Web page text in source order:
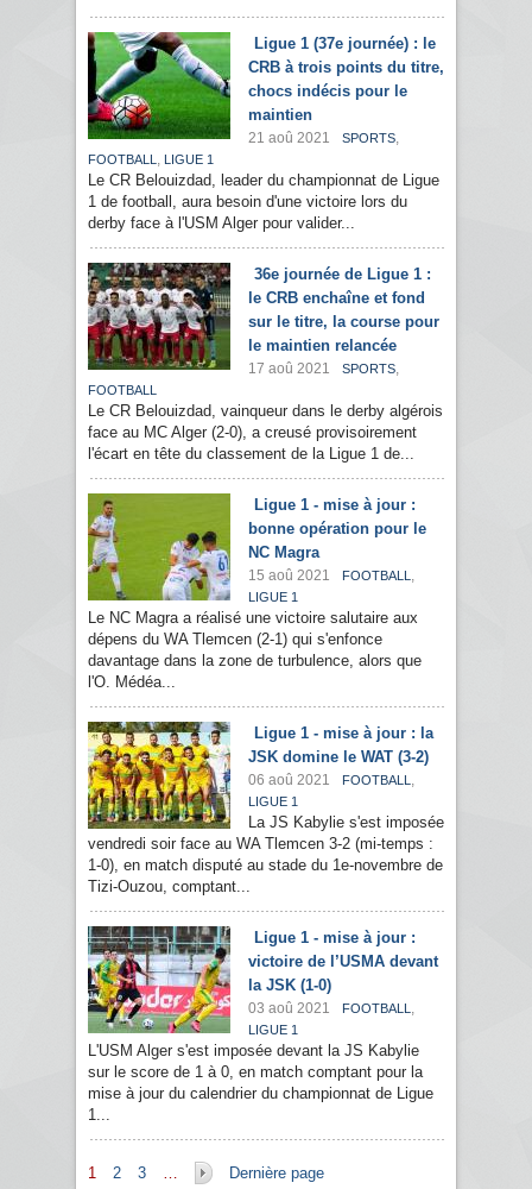
Ligue 1 (37e journée) : le
CRB à trois points du titre,
chocs indécis pour le
maintien
21 aoû 2021 SPORTS,
FOOTBALL , LIGUE 1
Le CR Belouizdad, leader du championnat de Ligue
1 de football, aura besoin d'une victoire lors du
derby face à l'USM Alger pour valider...
36e journée de Ligue 1 :
le CRB enchaîne et fond
sur le titre, la course pour
le maintien relancée
17 aoû 2021 SPORTS,
FOOTBALL
Le CR Belouizdad, vainqueur dans le derby algérois
face au MC Alger (2-0), a creusé provisoirement
l'écart en tête du classement de la Ligue 1 de...
Ligue 1 - mise à jour :
bonne opération pour le
NC Magra
15 aoû 2021 FOOTBALL ,
LIGUE 1
Le NC Magra a réalisé une victoire salutaire aux
dépens du WA Tlemcen (2-1) qui s'enfonce
davantage dans la zone de turbulence, alors que
l'O. Médéa...
Ligue 1 - mise à jour : la
JSK domine le WAT (3-2)
06 aoû 2021 FOOTBALL ,
LIGUE 1
La JS Kabylie s'est imposée
vendredi soir face au WA Tlemcen 3-2 (mi-temps :
1-0), en match disputé au stade du 1e-novembre de
Tizi-Ouzou, comptant...
Ligue 1 - mise à jour :
victoire de l’USMA devant
la JSK (1-0)
03 aoû 2021 FOOTBALL ,
LIGUE 1
L'USM Alger s'est imposée devant la JS Kabylie
sur le score de 1 à 0, en match comptant pour la
mise à jour du calendrier du championnat de Ligue
1...
Pages
1 2 3 … Dernière page